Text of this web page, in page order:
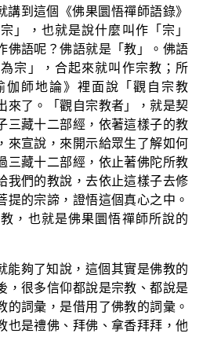
講到這個《佛果圜悟禪師語錄》
」，也就是說什麼叫作「宗」
佛語呢？佛語就是「教」。佛語
宗」，合起來就叫作宗教；所
伽師地論》裡面說「觀自宗教
來了。「觀自宗教者」，就是契
三藏十二部經，依著這樣子的教
來宣說，來開示給眾生了解如何
三藏十二部經，依止著佛陀所教
我們的教說，去依止這樣子去修
提的宗諦，證悟這個真心之中。
，也就是佛果圜悟禪師所說的
能夠了知說，這個其實是佛教的
，很多信仰都說是宗教、都說是
的詞彙，是借用了佛教的詞彙。
也是禮佛、拜佛、拿香拜拜，他